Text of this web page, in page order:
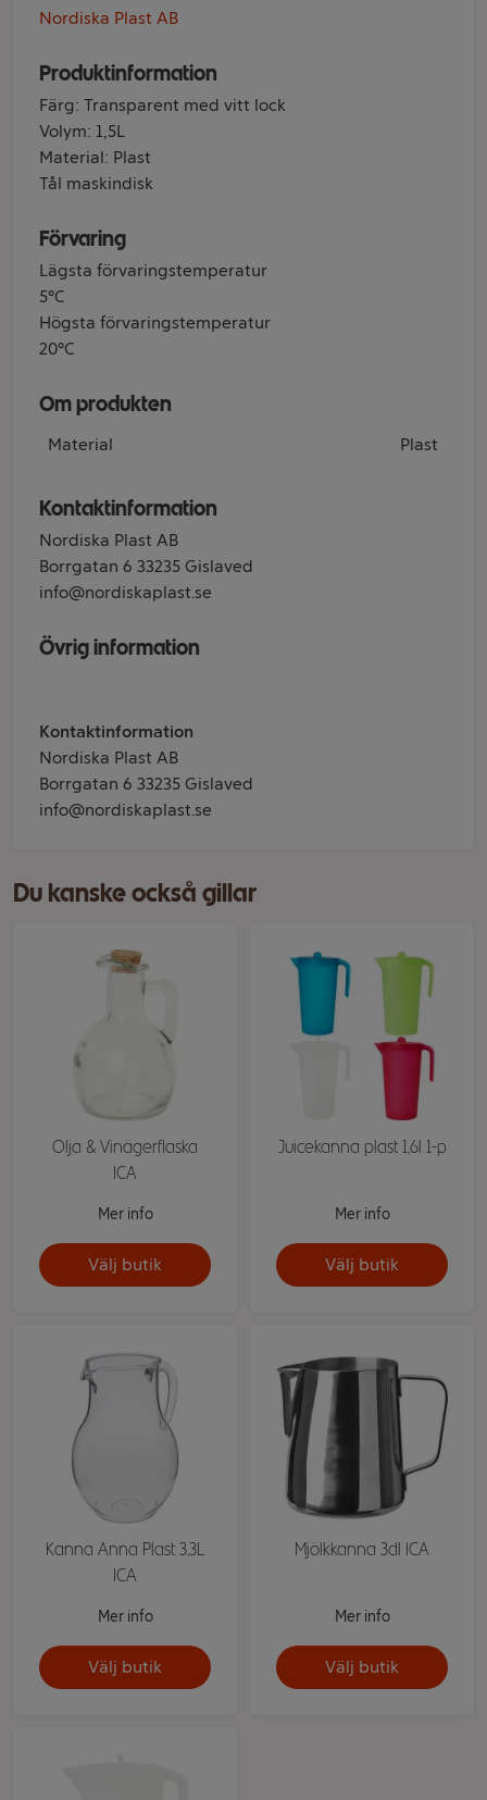
Nordiska Plast AB
Produktinformation
Färg: Transparent med vitt lock
Volym: 1,5L
Material: Plast
Tål maskindisk
Förvaring
Lägsta förvaringstemperatur
5°C
Högsta förvaringstemperatur
20°C
Om produkten
Material Plast
Kontaktinformation
Nordiska Plast AB
Borrgatan 6 33235 Gislaved
info@nordiskaplast.se
Övrig information
Kontaktinformation
Nordiska Plast AB
Borrgatan 6 33235 Gislaved
info@nordiskaplast.se
Du kanske också gillar
Olja & Vinägerflaska
ICA
Mer info
Välj butik
Juicekanna plast 1,6l 1-p
Mer info
Välj butik
Kanna Anna Plast 3,3L
ICA
Mer info
Välj butik
Mjölkkanna 3dl ICA
Mer info
Välj butik